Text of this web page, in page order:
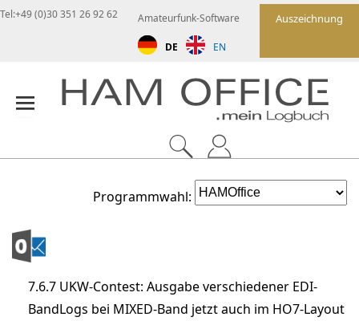
Auszeichnung
Amateurfunk-Software
DE EN
Tel:+49 (0)30 351 26 92 62
Programmwahl:
7.6.7 UKW-Contest: Ausgabe verschiedener EDI-
BandLogs bei MIXED-Band jetzt auch im HO7-Layout